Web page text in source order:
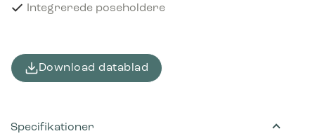
Integrerede poseholdere
Download datablad
Specifikationer